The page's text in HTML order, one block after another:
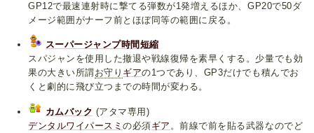
GP12で最速連射時に撃てる弾数が1発増えるほか、GP20で50ダ
メージ範囲がナーフ前とほぼ同等の範囲に戻る。
スーパージャンプ時間短縮
スパジャンを使用した撤退や戦線復帰を素早くする。少量でも効
果の大きい所謂お守り ギアの1つであり、GP3だけでも積んでお
くと劇的に飛び立つまでの時間が変わる。
カムバック (アタマ専用)
デンタルワイパースミの必須ギア 。前線で前を貼る武器なのでど